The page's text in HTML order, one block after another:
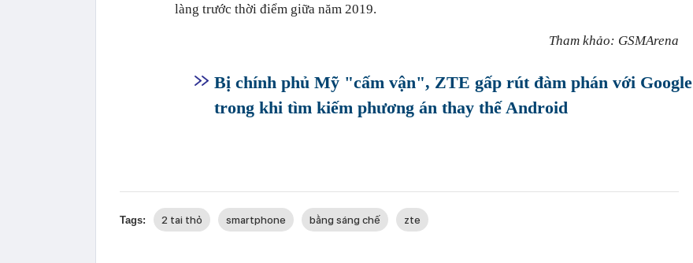
làng trước thời điểm giữa năm 2019.
Tham khảo: GSMArena
Bị chính phủ Mỹ "cấm vận", ZTE gấp rút đàm phán với Google
trong khi tìm kiếm phương án thay thế Android
Tags: 2 tai thỏ smartphone bằng sáng chế zte